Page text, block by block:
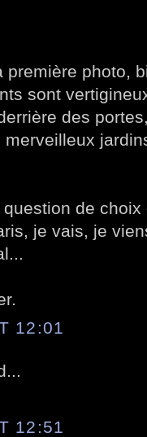
première photo,
sont
des
de
je vais, je
12:01
12:51